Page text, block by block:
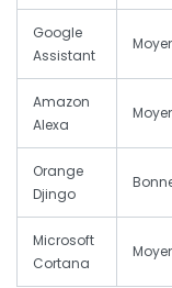
Google
Assistant
Amazon
Alexa
Orange
Djingo
Microsoft
Cortana